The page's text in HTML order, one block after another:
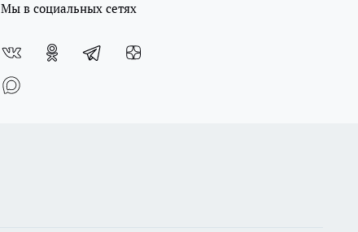
Мы в социальных сетях